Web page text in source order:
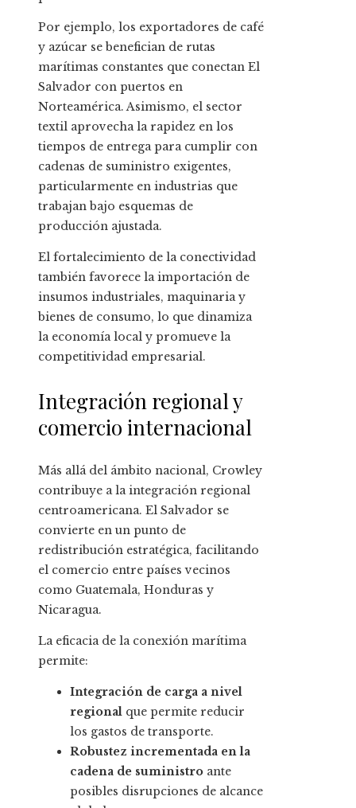
Por ejemplo, los exportadores de café
y azúcar se benefician de rutas
marítimas constantes que conectan El
Salvador con puertos en
Norteamérica. Asimismo, el sector
textil aprovecha la rapidez en los
tiempos de entrega para cumplir con
cadenas de suministro exigentes,
particularmente en industrias que
trabajan bajo esquemas de
producción ajustada.
El fortalecimiento de la conectividad
también favorece la importación de
insumos industriales, maquinaria y
bienes de consumo, lo que dinamiza
la economía local y promueve la
competitividad empresarial.
Integración regional y
comercio internacional
Más allá del ámbito nacional, Crowley
contribuye a la integración regional
centroamericana. El Salvador se
convierte en un punto de
redistribución estratégica, facilitando
el comercio entre países vecinos
como Guatemala, Honduras y
Nicaragua.
La eficacia de la conexión marítima
permite:
Integración de carga a nivel
regional que permite reducir
los gastos de transporte.
Robustez incrementada en la
cadena de suministro ante
posibles disrupciones de alcance